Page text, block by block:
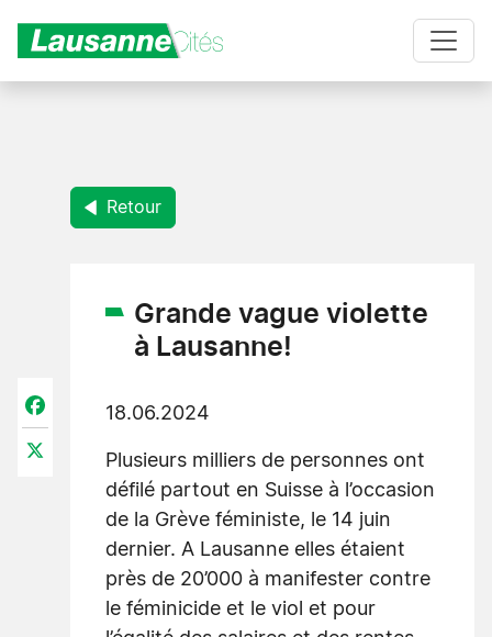
Retour
Grande vague violette
à Lausanne!
18.06.2024
Plusieurs milliers de personnes ont
défilé partout en Suisse à l’occasion
de la Grève féministe, le 14 juin
dernier. A Lausanne elles étaient
près de 20’000 à manifester contre
le féminicide et le viol et pour
Facebook